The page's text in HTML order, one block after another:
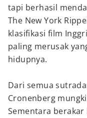
tapi berhasil
The New York
klasifikasi film
paling merusak
hidupnya.
Dari semua
Cronenberg
Sementara